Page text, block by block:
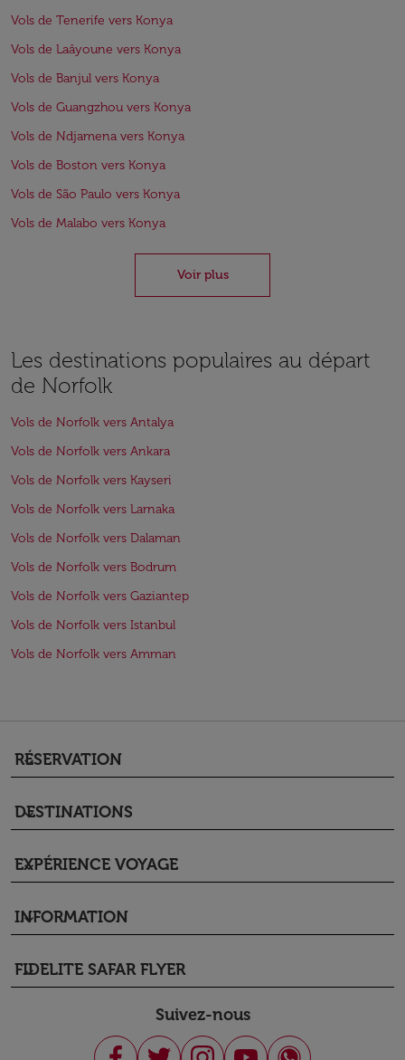
Vols de Tenerife vers Konya
Vols de Laâyoune vers Konya
Vols de Banjul vers Konya
Vols de Guangzhou vers Konya
Vols de Ndjamena vers Konya
Vols de Boston vers Konya
Vols de São Paulo vers Konya
Vols de Malabo vers Konya
Voir plus
Les destinations populaires au départ
de Norfolk
Vols de Norfolk vers Antalya
Vols de Norfolk vers Ankara
Vols de Norfolk vers Kayseri
Vols de Norfolk vers Larnaka
Vols de Norfolk vers Dalaman
Vols de Norfolk vers Bodrum
Vols de Norfolk vers Gaziantep
Vols de Norfolk vers Istanbul
Vols de Norfolk vers Amman
RÉSERVATION
keyboard_arrow_down
DESTINATIONS
keyboard_arrow_down
EXPÉRIENCE VOYAGE
keyboard_arrow_down
INFORMATION
keyboard_arrow_down
FIDELITE SAFAR FLYER
keyboard_arrow_down
Suivez-nous